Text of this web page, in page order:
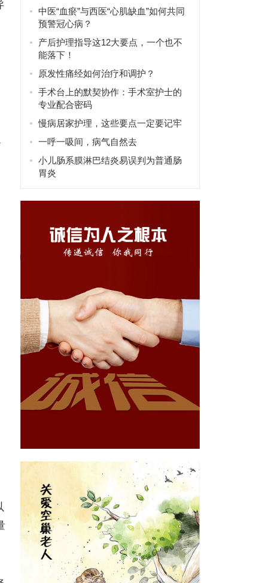
中医“血瘀”与西医“心肌缺血”如何共同
预警冠心病？
产后护理指导这12大要点，一个也不
能落下！
原发性痛经如何治疗和调护？
手术台上的默契协作：手术室护士的
专业配合密码
慢病居家护理，这些要点一定要记牢
一呼一吸间，病气自然去
小儿肠系膜淋巴结炎易误判为普通肠
胃炎